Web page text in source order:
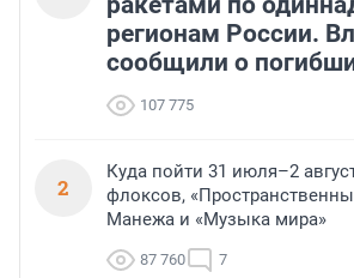
регионам России.
сообщили о
107 775
2
Куда пойти 31 июля–2
флоксов,
Манежа и «Музыка мира»
87 760 7